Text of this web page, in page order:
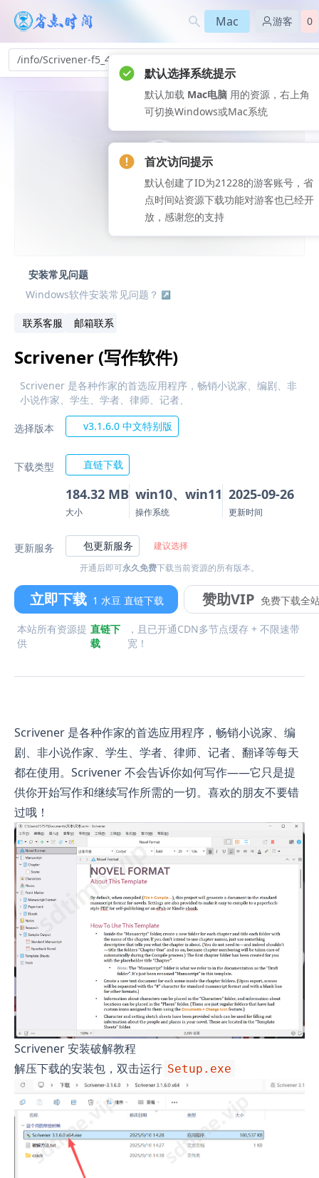
Mac 游客 0
/info/Scrivener-f5_490
安装常见问题
Windows软件安装常见问题？
联系客服 邮箱联系
Scrivener (写作软件)
Scrivener 是各种作家的首选应用程序，畅销小说家、编剧、非
小说作家、学生、学者、律师、记者、
选择版本 v3.1.6.0 中文特别版
下载类型 直链下载
184.32 MB
大小
win10、win11
操作系统
2025-09-26
更新时间
更新服务 包更新服务
建议选择
开通后即可永久免费下载当前资源的所有版本。
立即下载 1 水豆 直链下载 赞助VIP 免费下载全
本站所有资源提
供
直链下
载
，且已开通CDN多节点缓存 + 不限速带
宽！
Scrivener 是各种作家的首选应用程序，畅销小说家、编
剧、非小说作家、学生、学者、律师、记者、翻译等每天
都在使用。Scrivener 不会告诉你如何写作——它只是提
供你开始写作和继续写作所需的一切。喜欢的朋友不要错
过哦！
Scrivener 安装破解教程
解压下载的安装包，双击运行 Setup.exe
默认选择系统提示
默认加载 Mac电脑 用的资源，右上角
可切换Windows或Mac系统
首次访问提示
默认创建了ID为21228的游客账号，省
点时间站资源下载功能对游客也已经开
放，感谢您的支持